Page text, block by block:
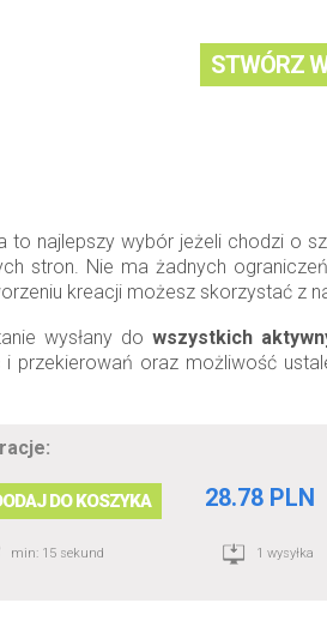
STWÓRZ
to najlepszy wybór jeżeli chodzi o
stron. Nie ma żadnych
kreacji możesz skorzystać z
wysłany dowszystkich
i przekierowań oraz możliwość
DO KOSZYKA
min: 15 sekund
28.78 PLN
1 wysyłka